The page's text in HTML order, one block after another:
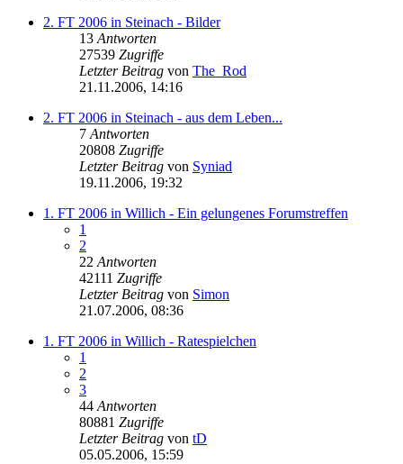
2. FT 2006 in Steinach - Bilder
13 Antworten
27539 Zugriffe
Letzter Beitrag von The_Rod
21.11.2006, 14:16
2. FT 2006 in Steinach - aus dem Leben...
7 Antworten
20808 Zugriffe
Letzter Beitrag von Syniad
19.11.2006, 19:32
1. FT 2006 in Willich - Ein gelungenes Forumstreffen
1
2
22 Antworten
42111 Zugriffe
Letzter Beitrag von Simon
21.07.2006, 08:36
1. FT 2006 in Willich - Ratespielchen
1
2
3
44 Antworten
80881 Zugriffe
Letzter Beitrag von tD
05.05.2006, 15:59